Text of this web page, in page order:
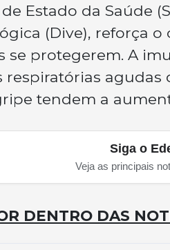
Estado da Saúde
(Dive), reforça
se protegerem. A
respiratórias
tendem a
Siga o
Veja as principais
DENTRO DAS